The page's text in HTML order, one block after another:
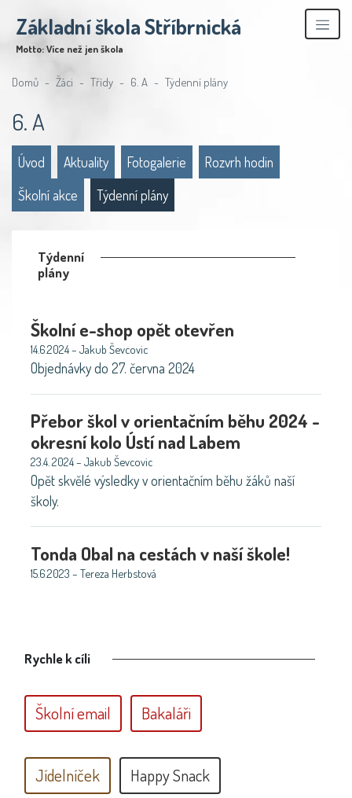
Základní škola Stříbrnická
Motto: Více než jen škola
Domů Žáci Třídy 6. A Týdenní plány
6. A
Úvod Aktuality Fotogalerie
Rozvrh hodin
Školní akce
Týdenní plány
Týdenní
plány
Školní e-shop opět otevřen
14.6.2024 – Jakub Ševcovic
Objednávky do 27. června 2024
Přebor škol v orientačním běhu 2024 -
okresní kolo Ústí nad Labem
23.4. 2024 – Jakub Ševcovic
Opět skvělé výsledky v orientačním běhu žáků naší
školy.
Tonda Obal na cestách v naší škole!
15.6.2023 – Tereza Herbstová
Rychle k cíli
Školní email Bakaláři
Jídelníček Happy Snack